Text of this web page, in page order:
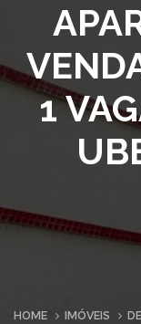
1
HOME IMÓVEIS